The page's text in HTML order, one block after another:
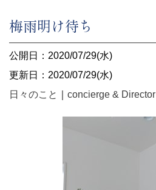
梅雨明け待ち
公開日：2020/07/29(水)
更新日：2020/07/29(水)
日々のこと
concierge & Director